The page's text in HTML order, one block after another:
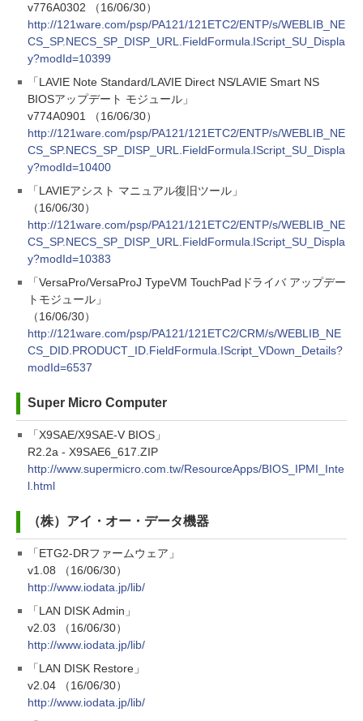
v776A0302 （16/06/30）
http://121ware.com/psp/PA121/121ETC2/ENTP/s/WEBLIB_NE
CS_SP.NECS_SP_DISP_URL.FieldFormula.IScript_SU_Displa
y?modId=10399
「LAVIE Note Standard/LAVIE Direct NS/LAVIE Smart NS
BIOSアップデート モジュール」
v774A0901 （16/06/30）
http://121ware.com/psp/PA121/121ETC2/ENTP/s/WEBLIB_NE
CS_SP.NECS_SP_DISP_URL.FieldFormula.IScript_SU_Displa
y?modId=10400
「LAVIEアシスト マニュアル復旧ツール」
（16/06/30）
http://121ware.com/psp/PA121/121ETC2/ENTP/s/WEBLIB_NE
CS_SP.NECS_SP_DISP_URL.FieldFormula.IScript_SU_Displa
y?modId=10383
「VersaPro/VersaProJ TypeVM TouchPadドライバ アップデー
トモジュール」
（16/06/30）
http://121ware.com/psp/PA121/121ETC2/CRM/s/WEBLIB_NE
CS_DID.PRODUCT_ID.FieldFormula.IScript_VDown_Details?
modId=6537
Super Micro Computer
「X9SAE/X9SAE-V BIOS」
R2.2a - X9SAE6_617.ZIP
http://www.supermicro.com.tw/ResourceApps/BIOS_IPMI_Inte
l.html
（株）アイ・オー・データ機器
「ETG2-DRファームウェア」
v1.08 （16/06/30）
http://www.iodata.jp/lib/
「LAN DISK Admin」
v2.03 （16/06/30）
http://www.iodata.jp/lib/
「LAN DISK Restore」
v2.04 （16/06/30）
http://www.iodata.jp/lib/